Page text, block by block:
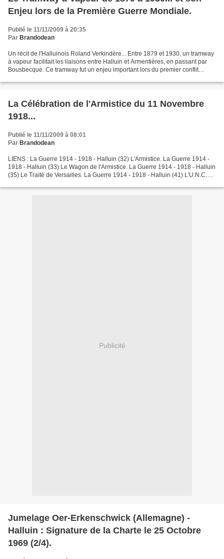
Enjeu lors de la Première Guerre Mondiale.
Publié le 11/11/2009 à 20:35
Par Brandodean
Un récit de l'Halluinois Roland Verkindère... Entre 1879 et 1930, un tramway
à vapeur facilitait les liaisons entre Halluin et Armentières, en passant par
Bousbecque. Ce tramway fut un enjeu important lors du premier conflit
La Célébration de l'Armistice du 11 Novembre
1918...
Publié le 11/11/2009 à 08:01
Par Brandodean
LIENS : La Guerre 1914 - 1918 - Halluin (32) L'Armistice. La Guerre 1914 -
1918 - Halluin (33) Le Wagon de l'Armistice. La Guerre 1914 - 1918 - Halluin
(35) Le Traité de Versailles. La Guerre 1914 - 1918 - Halluin (41) L'U.N.C.
Publicité
Jumelage Oer-Erkenschwick (Allemagne) -
Halluin : Signature de la Charte le 25 Octobre
1969 (2/4).